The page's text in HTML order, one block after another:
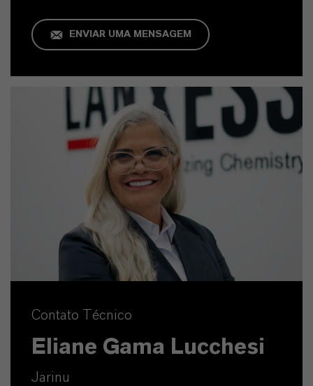
ENVIAR UMA MENSAGEM
Contato Técnico
Eliane Gama Lucchesi
Jarinu